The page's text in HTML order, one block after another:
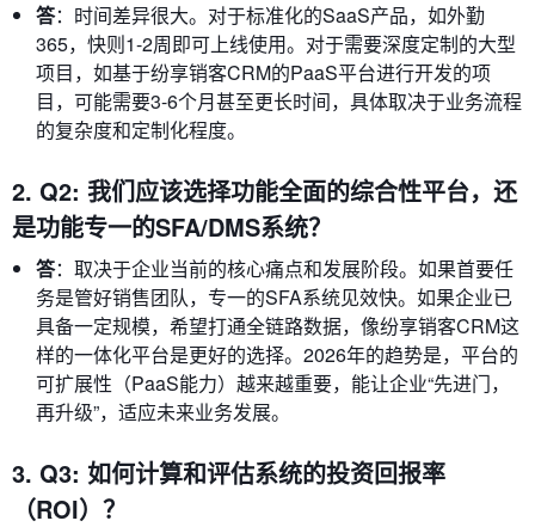
答：时间差异很大。对于标准化的SaaS产品，如外勤
365，快则1-2周即可上线使用。对于需要深度定制的大型
项目，如基于纷享销客CRM的PaaS平台进行开发的项
目，可能需要3-6个月甚至更长时间，具体取决于业务流程
的复杂度和定制化程度。
2. Q2: 我们应该选择功能全面的综合性平台，还
是功能专一的SFA/DMS系统？
答：取决于企业当前的核心痛点和发展阶段。如果首要任
务是管好销售团队，专一的SFA系统见效快。如果企业已
具备一定规模，希望打通全链路数据，像纷享销客CRM这
样的一体化平台是更好的选择。2026年的趋势是，平台的
可扩展性（PaaS能力）越来越重要，能让企业“先进门，
再升级”，适应未来业务发展。
3. Q3: 如何计算和评估系统的投资回报率
（ROI）？